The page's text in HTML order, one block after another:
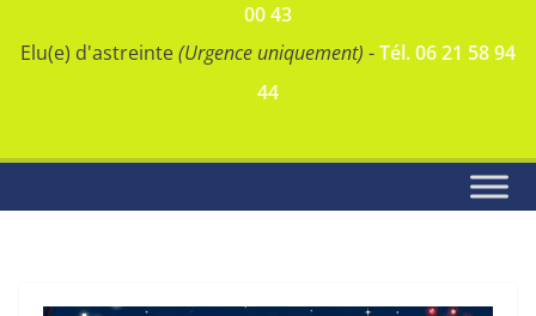
00 43
Elu(e) d'astreinte(Urgence uniquement) -Tél. 06 21 58 94
44